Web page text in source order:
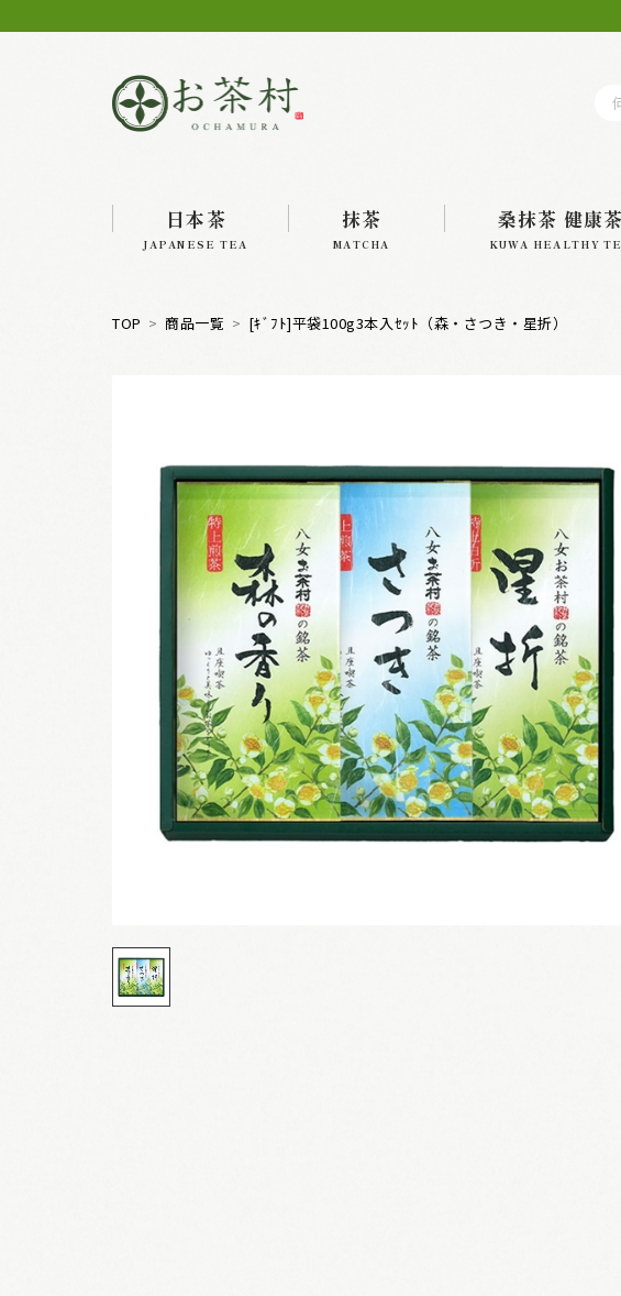
日本茶
JAPANESE TEA
抹茶
MATCHA
桑抹茶 健康茶
KUWA HEALTHY
TOP 商品一覧 [ｷﾞﾌﾄ]平袋100g3本入ｾｯﾄ（森・さつき・星折）